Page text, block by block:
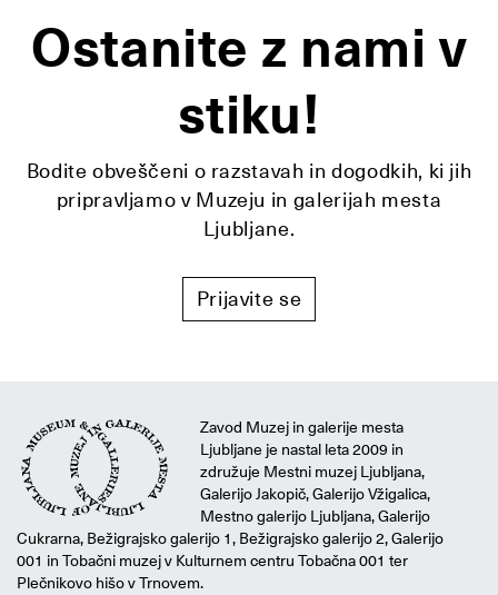
Ostanite z nami v
stiku!
Bodite obveščeni o razstavah in dogodkih, ki jih
pripravljamo v Muzeju in galerijah mesta
Ljubljane.
Prijavite se
Zavod Muzej in galerije mesta
Ljubljane je nastal leta 2009 in
združuje Mestni muzej Ljubljana,
Galerijo Jakopič, Galerijo Vžigalica,
Mestno galerijo Ljubljana, Galerijo
Cukrarna, Bežigrajsko galerijo 1, Bežigrajsko galerijo 2, Galerijo
001 in Tobačni muzej v Kulturnem centru Tobačna 001 ter
Plečnikovo hišo v Trnovem.